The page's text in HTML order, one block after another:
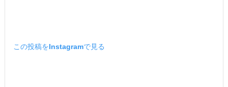
この投稿をInstagramで見る